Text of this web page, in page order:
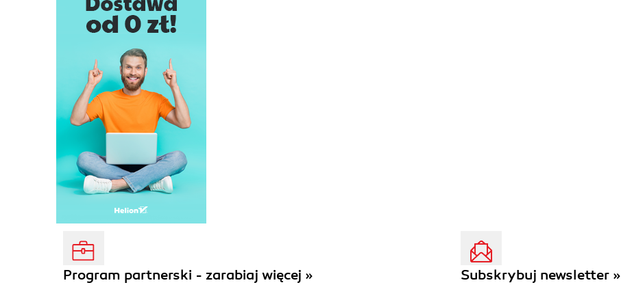
Program partnerski - zarabiaj więcej » Subskrybuj newsletter »